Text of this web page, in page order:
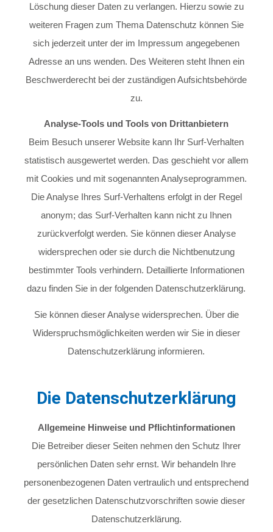
Löschung dieser Daten zu verlangen. Hierzu sowie zu
weiteren Fragen zum Thema Datenschutz können Sie
sich jederzeit unter der im Impressumangegebenen
Adresse an uns wenden. Des Weiteren steht Ihnen ein
Beschwerderecht bei der zuständigen Aufsichtsbehörde
zu.
Analyse-Tools und Tools von Drittanbietern
Beim Besuch unserer Website kann Ihr Surf-Verhalten
statistisch ausgewertet werden. Das geschieht vor allem
mit Cookies und mit sogenannten Analyseprogrammen.
Die Analyse Ihres Surf-Verhaltens erfolgt in der Regel
anonym; das Surf-Verhalten kann nicht zu Ihnen
zurückverfolgt werden. Sie können dieser Analyse
widersprechen oder sie durch die Nichtbenutzung
bestimmter Tools verhindern. Detaillierte Informationen
dazu finden Sie in der folgenden Datenschutzerklärung.
Sie können dieser Analyse widersprechen. Über die
Widerspruchsmöglichkeiten werden wir Sie in dieser
Datenschutzerklärung informieren.
Die Datenschutzerklärung
Allgemeine Hinweise und Pflichtinformationen
Die Betreiber dieser Seiten nehmen den Schutz Ihrer
persönlichen Daten sehr ernst. Wir behandeln Ihre
personenbezogenen Daten vertraulich und entsprechend
der gesetzlichen Datenschutzvorschriften sowie dieser
Datenschutzerklärung.